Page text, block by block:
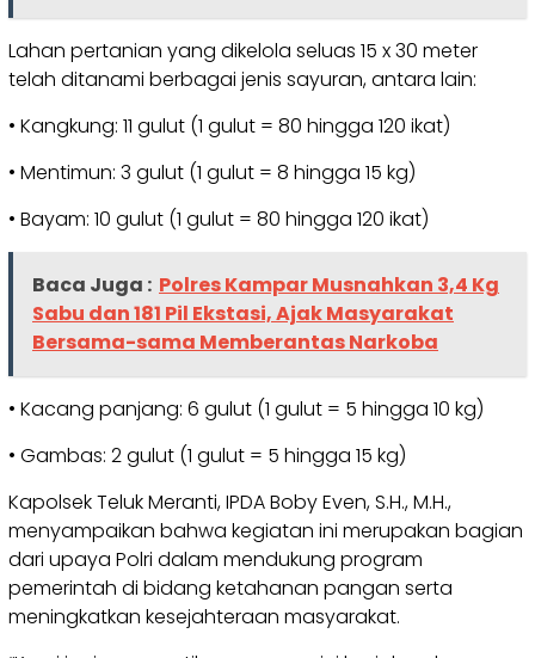
Lahan pertanian yang dikelola seluas 15 x 30 meter
telah ditanami berbagai jenis sayuran, antara lain:
• Kangkung: 11 gulut (1 gulut = 80 hingga 120 ikat)
• Mentimun: 3 gulut (1 gulut = 8 hingga 15 kg)
• Bayam: 10 gulut (1 gulut = 80 hingga 120 ikat)
Baca Juga : Polres Kampar Musnahkan 3,4 Kg
Sabu dan 181 Pil Ekstasi, Ajak Masyarakat
Bersama-sama Memberantas Narkoba
• Kacang panjang: 6 gulut (1 gulut = 5 hingga 10 kg)
• Gambas: 2 gulut (1 gulut = 5 hingga 15 kg)
Kapolsek Teluk Meranti, IPDA Boby Even, S.H., M.H.,
menyampaikan bahwa kegiatan ini merupakan bagian
dari upaya Polri dalam mendukung program
pemerintah di bidang ketahanan pangan serta
meningkatkan kesejahteraan masyarakat.